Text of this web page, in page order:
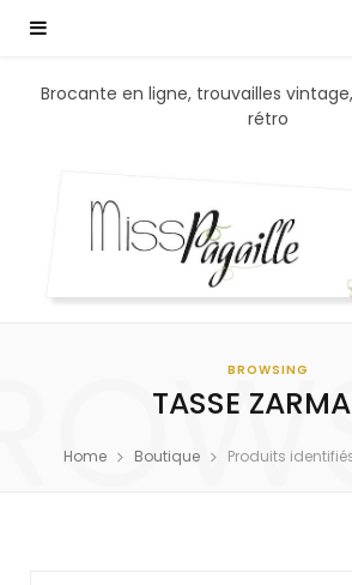
Brocante en ligne, trouvailles
rétro
BROWSING
TASSE
Home Boutique Produits